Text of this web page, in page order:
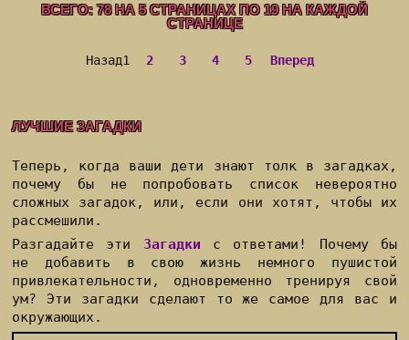
ВСЕГО:78НА5СТРАНИЦАХ ПО 19НА КАЖДОЙ
СТРАНИЦЕ
Назад1 2 3 4 5 Вперед
ЛУЧШИЕ ЗАГАДКИ
Теперь, когда ваши дети знают толк в загадках,
почему бы не попробовать список невероятно
сложных загадок, или, если они хотят, чтобы их
рассмешили.
Разгадайте эти Загадки с ответами! Почему бы
не добавить в свою жизнь немного пушистой
привлекательности, одновременно тренируя свой
ум? Эти загадки сделают то же самое для вас и
окружающих.